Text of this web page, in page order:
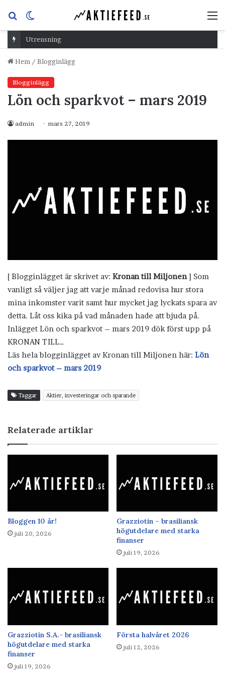
Sök
efterskin
Utrensning
Hem / Blogginlägg
Blogginlägg
Lön och sparkvot – mars 2019
admin mars 27, 2019
[ Blogginlägget är skrivet av: Kronan till Miljonen] Som
vanligt så väljer jag att varje månad redovisa hur stora
mina inkomster varit samt hur mycket jag lyckats spara av
detta. Låt oss kika på vad månaden hade att bjuda på.
Inlägget Lön och sparkvot – mars 2019 dök först upp på
KRONAN TILL…
Läs hela blogginlägget av Kronan till Miljonen här: Lön
och sparkvot – mars 2019
Taggar Aktier, investeringar och sparande
Relaterade artiklar
Bloggen 10 år!
juli 20, 2026
Grazziotin – brasiliansk
högutdelare med starka
finanser
juli 19, 2026
Grazziotin S.A.- brasiliansk
högutdelare med starka
finanser
juli 19, 2026
Första halvåret 2026
juli 12, 2026